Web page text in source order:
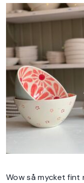
Wow så mycket fint